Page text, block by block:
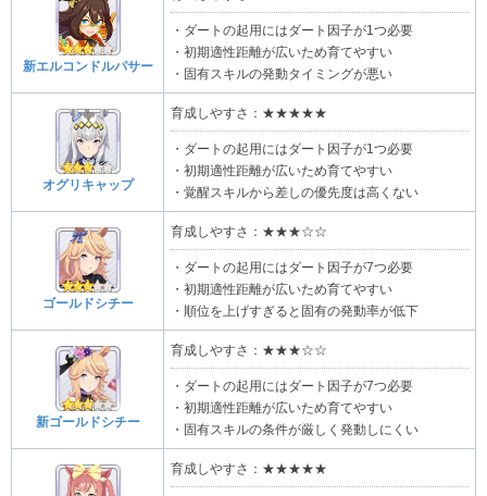
新エルコンドルパサー
・ダートの起用にはダート因子が1つ必要
・初期適性距離が広いため育てやすい
・固有スキルの発動タイミングが悪い
オグリキャップ
育成しやすさ：★★★★★
・ダートの起用にはダート因子が1つ必要
・初期適性距離が広いため育てやすい
・覚醒スキルから差しの優先度は高くない
ゴールドシチー
育成しやすさ：★★★☆☆
・ダートの起用にはダート因子が7つ必要
・初期適性距離が広いため育てやすい
・順位を上げすぎると固有の発動率が低下
新ゴールドシチー
育成しやすさ：★★★☆☆
・ダートの起用にはダート因子が7つ必要
・初期適性距離が広いため育てやすい
・固有スキルの条件が厳しく発動しにくい
育成しやすさ：★★★★★